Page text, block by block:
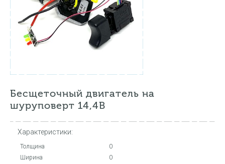
Бесщеточный двигатель на
шуруповерт 14,4В
Характеристики:
Толщина
0
Ширина
0